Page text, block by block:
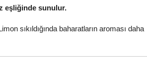
eşliğinde sunulur.
sıkıldığında baharatların aroması daha